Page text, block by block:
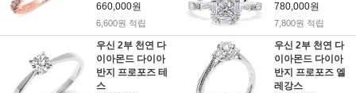
660,000원
6,600원 적립
780,000원
7,800원 적립
우신 2부 천연 다
이아몬드 다이아
반지 프로포즈 테
스
우신 2부 천연 다
이아몬드 다이아
반지 프로포즈 엘
레강스